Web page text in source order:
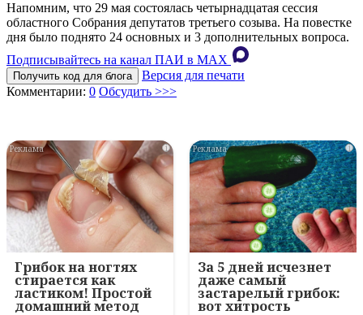
Напомним, что 29 мая состоялась четырнадцатая сессия
областного Собрания депутатов третьего созыва. На повестке
дня было поднято 24 основных и 3 дополнительных вопроса.
Подписывайтесь на канал ПАИ в MAХ
Получить код для блога
Версия для печати
Комментарии: 0 Обсудить >>>
i
Грибок на ногтях
стирается как
ластиком! Простой
домашний метод
i
За 5 дней исчезнет
даже самый
застарелый грибок:
вот хитрость